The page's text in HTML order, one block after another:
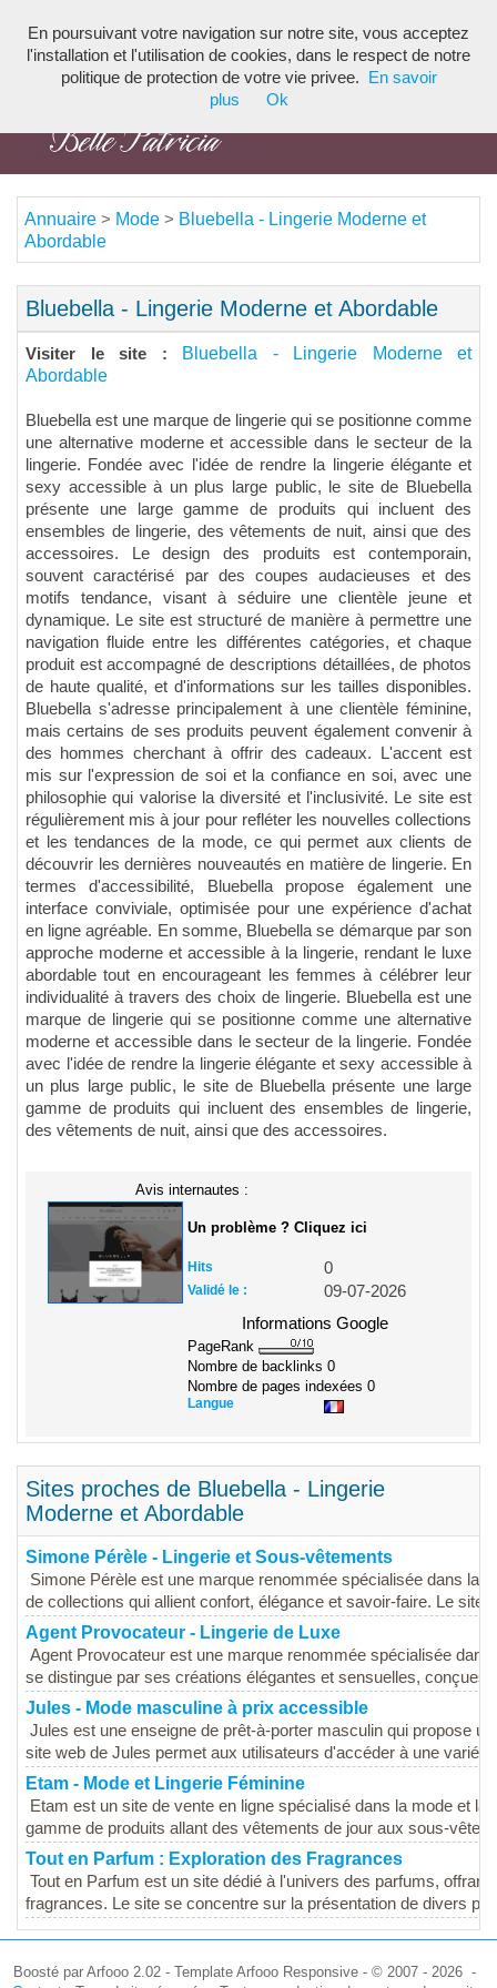
Annuaire > Mode > Bluebella - Lingerie Moderne et
Abordable
Bluebella - Lingerie Moderne et Abordable
Visiter le site :
Bluebella - Lingerie Moderne et
Abordable
Bluebella est une marque de lingerie qui se positionne comme
une alternative moderne et accessible dans le secteur de la
lingerie. Fondée avec l'idée de rendre la lingerie élégante et
sexy accessible à un plus large public, le site de Bluebella
présente une large gamme de produits qui incluent des
ensembles de lingerie, des vêtements de nuit, ainsi que des
accessoires. Le design des produits est contemporain,
souvent caractérisé par des coupes audacieuses et des
motifs tendance, visant à séduire une clientèle jeune et
dynamique. Le site est structuré de manière à permettre une
navigation fluide entre les différentes catégories, et chaque
produit est accompagné de descriptions détaillées, de photos
de haute qualité, et d'informations sur les tailles disponibles.
Bluebella s'adresse principalement à une clientèle féminine,
mais certains de ses produits peuvent également convenir à
des hommes cherchant à offrir des cadeaux. L'accent est
mis sur l'expression de soi et la confiance en soi, avec une
philosophie qui valorise la diversité et l'inclusivité. Le site est
régulièrement mis à jour pour refléter les nouvelles collections
et les tendances de la mode, ce qui permet aux clients de
découvrir les dernières nouveautés en matière de lingerie. En
termes d'accessibilité, Bluebella propose également une
interface conviviale, optimisée pour une expérience d'achat
en ligne agréable. En somme, Bluebella se démarque par son
approche moderne et accessible à la lingerie, rendant le luxe
abordable tout en encourageant les femmes à célébrer leur
individualité à travers des choix de lingerie. Bluebella est une
marque de lingerie qui se positionne comme une alternative
moderne et accessible dans le secteur de la lingerie. Fondée
avec l'idée de rendre la lingerie élégante et sexy accessible à
un plus large public, le site de Bluebella présente une large
gamme de produits qui incluent des ensembles de lingerie,
des vêtements de nuit, ainsi que des accessoires.
Avis internautes :
Un problème ? Cliquez ici
Hits 0
Validé le :
09-07-2026
Informations Google
PageRank
Nombre de backlinks 0
Nombre de pages indexées 0
Langue
Sites proches de Bluebella - Lingerie
Moderne et Abordable
Simone Pérèle - Lingerie et Sous-vêtements
Simone Pérèle est une marque renommée spécialisée dans la
de collections qui allient confort, élégance et savoir-faire. Le site...
Agent Provocateur - Lingerie de Luxe
Agent Provocateur est une marque renommée spécialisée
se distingue par ses créations élégantes et sensuelles, conçues
Jules - Mode masculine à prix accessible
Jules est une enseigne de prêt-à-porter masculin qui propose
site web de Jules permet aux utilisateurs d'accéder à une variété
Etam - Mode et Lingerie Féminine
Etam est un site de vente en ligne spécialisé dans la mode et
gamme de produits allant des vêtements de jour aux sous-
Tout en Parfum : Exploration des Fragrances
Tout en Parfum est un site dédié à l'univers des parfums,
fragrances. Le site se concentre sur la présentation de divers
Boosté par Arfooo 2.02 - Template Arfooo Responsive - © 2007 - 2026 -
En poursuivant votre navigation sur notre site, vous acceptez
l'installation et l'utilisation de cookies, dans le respect de notre
politique de protection de votre vie privee.
En savoir
plus
Ok